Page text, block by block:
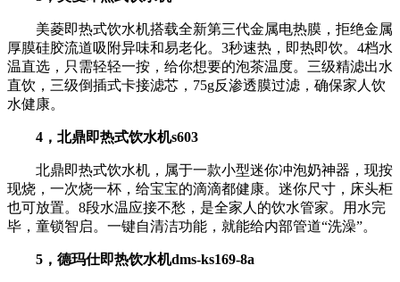
美菱即热式饮水机搭载全新第三代金属电热膜，拒绝金属
厚膜硅胶流道吸附异味和易老化。3秒速热，即热即饮。4档水
温直选，只需轻轻一按，给你想要的泡茶温度。三级精滤出水
直饮，三级倒插式卡接滤芯，75g反渗透膜过滤，确保家人饮
水健康。
4，北鼎即热式饮水机s603
北鼎即热式饮水机，属于一款小型迷你冲泡奶神器，现按
现烧，一次烧一杯，给宝宝的滴滴都健康。迷你尺寸，床头柜
也可放置。8段水温应接不愁，是全家人的饮水管家。用水完
毕，童锁智启。一键自清洁功能，就能给内部管道“洗澡”。
5，德玛仕即热饮水机dms-ks169-8a